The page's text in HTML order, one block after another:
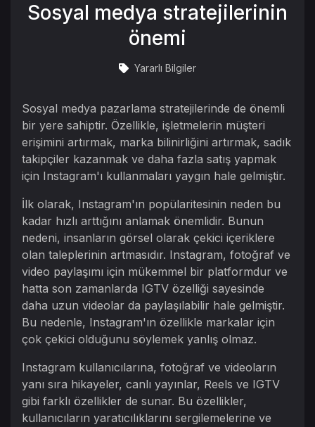
Sosyal medya stratejilerinin
önemi
Yararlı Bilgiler
Sosyal medya pazarlama stratejilerinde de önemli
bir yere sahiptir. Özellikle, işletmelerin müşteri
erişimini artırmak, marka bilinirliğini artırmak, sadık
takipçiler kazanmak ve daha fazla satış yapmak
için Instagram'ı kullanmaları yaygın hale gelmiştir.
İlk olarak, Instagram'ın popülaritesinin neden bu
kadar hızlı arttığını anlamak önemlidir. Bunun
nedeni, insanların görsel olarak çekici içeriklere
olan taleplerinin artmasıdır. Instagram, fotoğraf ve
video paylaşımı için mükemmel bir platformdur ve
hatta son zamanlarda IGTV özelliği sayesinde
daha uzun videolar da paylaşılabilir hale gelmiştir.
Bu nedenle, Instagram'ın özellikle markalar için
çok çekici olduğunu söylemek yanlış olmaz.
Instagram kullanıcılarına, fotoğraf ve videoların
yanı sıra hikayeler, canlı yayınlar, Reels ve IGTV
gibi farklı özellikler de sunar. Bu özellikler,
kullanıcıların yaratıcılıklarını sergilemelerine ve